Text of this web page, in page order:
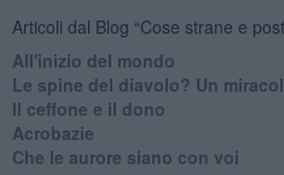
Articoli dal Blog “Cose strane e
All'inizio del mondo
Le spine del diavolo? Un
Il ceffone e il dono
Acrobazie
Che le aurore siano con voi